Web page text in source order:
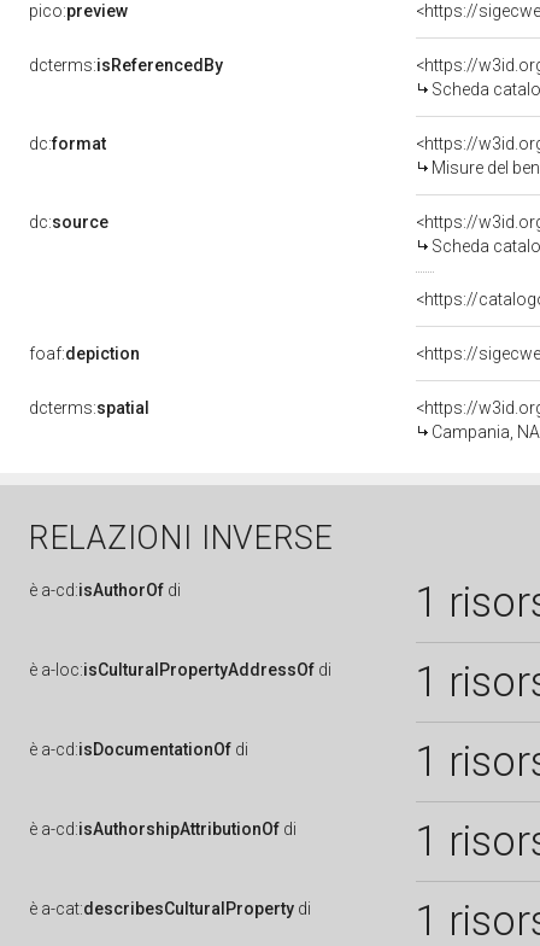
pico:preview
dcterms:isReferencedBy
<https://
Scheda
dc:format
<https://
Misure del
dc:source
<https://
Scheda
<https://
foaf:depiction
dcterms:spatial
<https://
Campania,
RELAZIONI INVERSE
è a-cd:isAuthorOf di 1
è a-loc:isCulturalPropertyAddressOf di 1
è a-cd:isDocumentationOf di 1
è a-cd:isAuthorshipAttributionOf di 1
è a-cat:describesCulturalProperty di 1